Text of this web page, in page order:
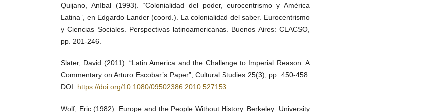
Quijano, Aníbal (1993). “Colonialidad del poder, eurocentrismo y América
Latina”, en Edgardo Lander (coord.). La colonialidad del saber. Eurocentrismo
y Ciencias Sociales. Perspectivas latinoamericanas. Buenos Aires: CLACSO,
pp. 201-246.
Slater, David (2011). “Latin America and the Challenge to Imperial Reason. A
Commentary on Arturo Escobar’s Paper”, Cultural Studies 25(3), pp. 450-458.
DOI: https://doi.org/10.1080/09502386.2010.527153
Wolf, Eric (1982). Europe and the People Without History. Berkeley: University